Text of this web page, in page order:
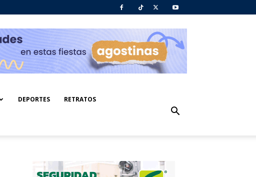
DEPORTES RETRATOS